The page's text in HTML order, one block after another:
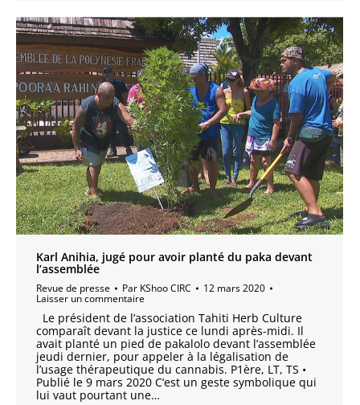
Karl Anihia, jugé pour avoir planté du paka devant
l’assemblée
Revue de presse Par KShoo CIRC 12 mars 2020
Laisser un commentaire
Le président de l’association Tahiti Herb Culture
comparaît devant la justice ce lundi après-midi. Il
avait planté un pied de pakalolo devant l’assemblée
jeudi dernier, pour appeler à la légalisation de
l’usage thérapeutique du cannabis. P1ère, LT, TS •
Publié le 9 mars 2020 C’est un geste symbolique qui
lui vaut pourtant une…